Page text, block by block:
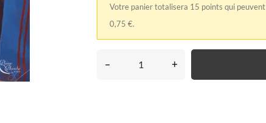
Votre panier totalisera 15 points qui
0,75 €.
– +